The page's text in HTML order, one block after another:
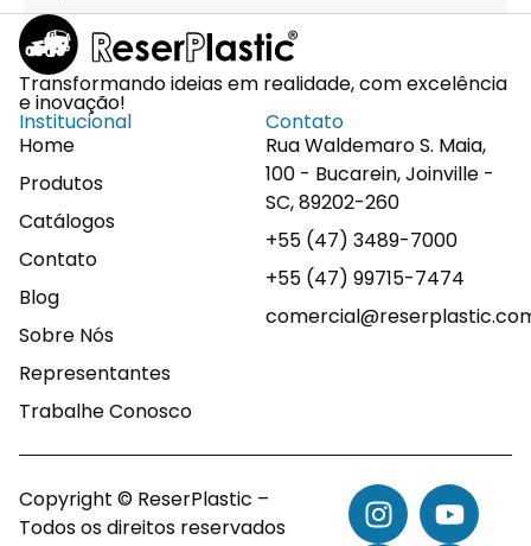
Transformando ideias em realidade, com excelência
e inovação!
Institucional
Home
Produtos
Catálogos
Contato
Blog
Sobre Nós
Representantes
Trabalhe Conosco
Contato
Rua Waldemaro S. Maia,
100 - Bucarein, Joinville -
SC, 89202-260
+55 (47) 3489-7000
+55 (47) 99715-7474
Copyright © ReserPlastic –
Todos os direitos reservados